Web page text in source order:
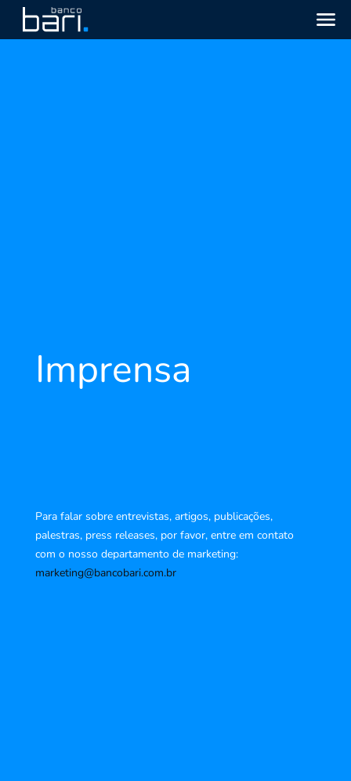
Imprensa
Para falar sobre entrevistas, artigos, publicações,
palestras, press releases, por favor, entre em contato
com o nosso departamento de marketing:
marketing@bancobari.com.br